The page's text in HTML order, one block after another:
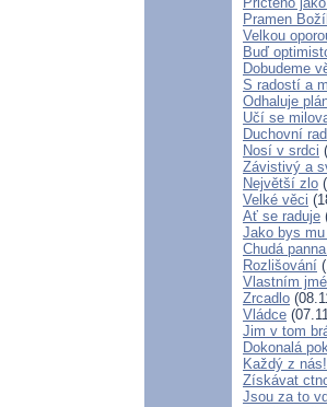
Pramen
Velkou
Buď
Dobudeme
S radostí a
Odhaluje
Učí se
Duchovní
Nosí v srdci
Závistivý a
Největší zlo
Velké věci
Ať se raduje
Jako bys mu
Chudá
Rozlišování
Vlastním
Zrcadlo
Vládce
Jim v tom
Dokonalá
Každý z nás!
Získávat
Jsou za to